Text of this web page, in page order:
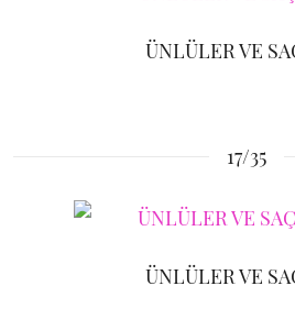
ÜNLÜLER VE
17/35
ÜNLÜLER VE